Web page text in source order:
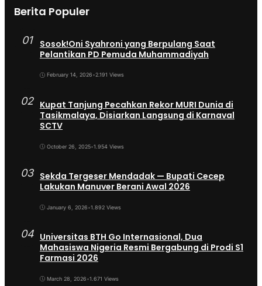
Berita Populer
01
Sosok!Oni Syahroni yang Berpulang Saat
Pelantikan PD Pemuda Muhammadiyah
February 14, 2026•2.191 Views
02 Kupat Tanjung Pecahkan Rekor MURI Dunia di
Tasikmalaya, Disiarkan Langsung di Karnaval
SCTV
October 26, 2025•1.954 Views
03 Sekda Tergeser Mendadak — Bupati Cecep
Lakukan Manuver Berani Awal 2026
January 6, 2026•1.892 Views
04 Universitas BTH Go Internasional, Dua
Mahasiswa Nigeria Resmi Bergabung di Prodi S1
Farmasi 2026
March 28, 2026•1.671 Views